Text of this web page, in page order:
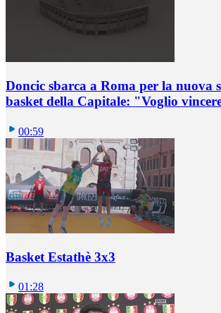
Doncic sbarca a Roma per la nuova
basket della Capitale: "Voglio
00:59
Basket Estathè 3x3
01:28